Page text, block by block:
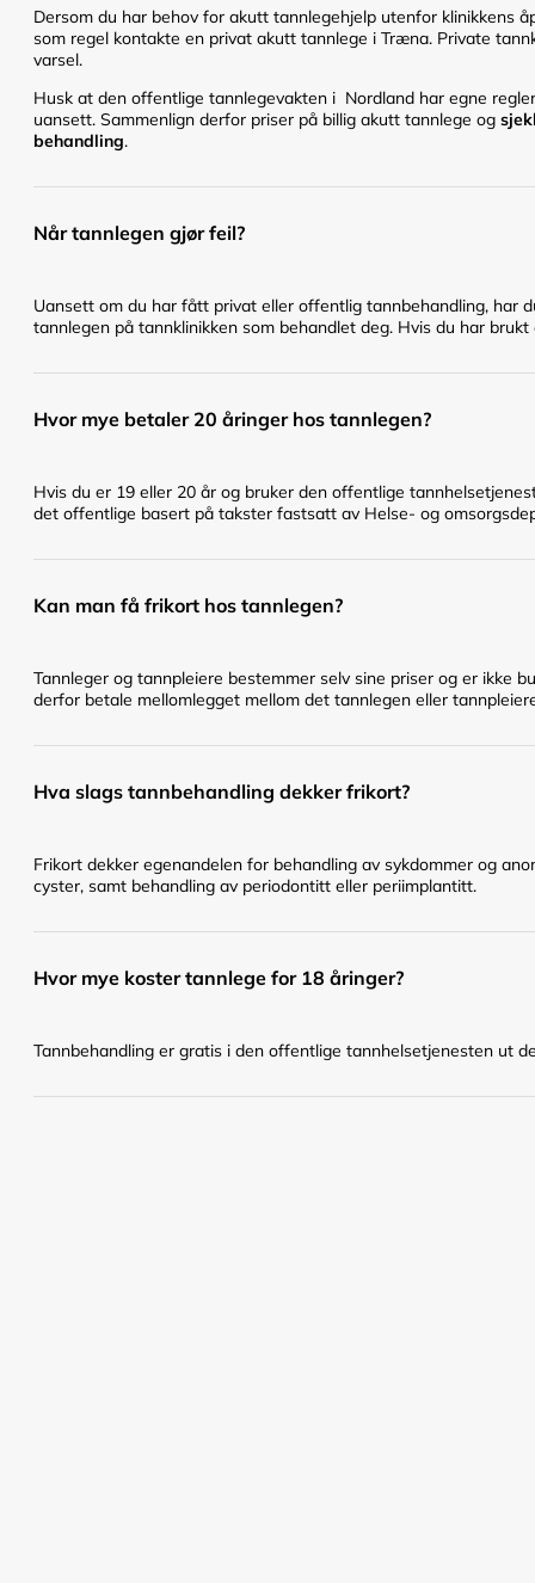
Dersom du har behov for akutt tannlegehjelp utenfor klinikkens
som regel kontakte en privat akutt tannlege i Træna. Private
varsel.
Husk at den offentlige tannlegevakten i Nordland har egne
uansett. Sammenlign derfor priser på billig akutt tannlege og
behandling.
Når tannlegen gjør feil?
Uansett om du har fått privat eller offentlig tannbehandling, har
tannlegen på tannklinikken som behandlet deg. Hvis du har
Hvor mye betaler 20 åringer hos tannlegen?
Hvis du er 19 eller 20 år og bruker den offentlige
det offentlige basert på takster fastsatt av Helse- og
Kan man få frikort hos tannlegen?
Tannleger og tannpleiere bestemmer selv sine priser og er ikke
derfor betale mellomlegget mellom det tannlegen eller
Hva slags tannbehandling dekker frikort?
Frikort dekker egenandelen for behandling av sykdommer og
cyster, samt behandling av periodontitt eller periimplantitt.
Hvor mye koster tannlege for 18 åringer?
Tannbehandling er gratis i den offentlige tannhelsetjenesten ut